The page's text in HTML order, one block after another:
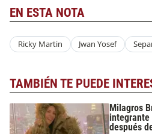
EN ESTA NOTA
Ricky Martin Jwan Yosef
TAMBIÉN TE PUEDE
Milagros
integrante
después